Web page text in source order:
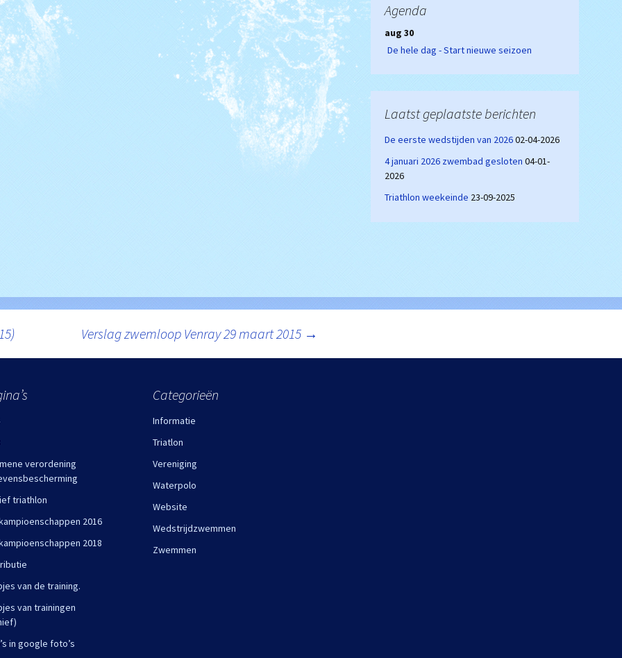
Verslag zwemloop Venray 29 maart 2015 →
Agenda
aug 30
De hele dag - Start nieuwe seizoen
Laatst geplaatste berichten
De eerste wedstijden van 202602-04-2026
4 januari 2026 zwembad gesloten 04-01-
2026
Triathlon weekeinde 23-09-2025
verordening
triathlon
2016
2018
van de training.
van trainingen
in google foto’s
Categorieën
Informatie
Triatlon
Vereniging
Waterpolo
Website
Wedstrijdzwemmen
Zwemmen